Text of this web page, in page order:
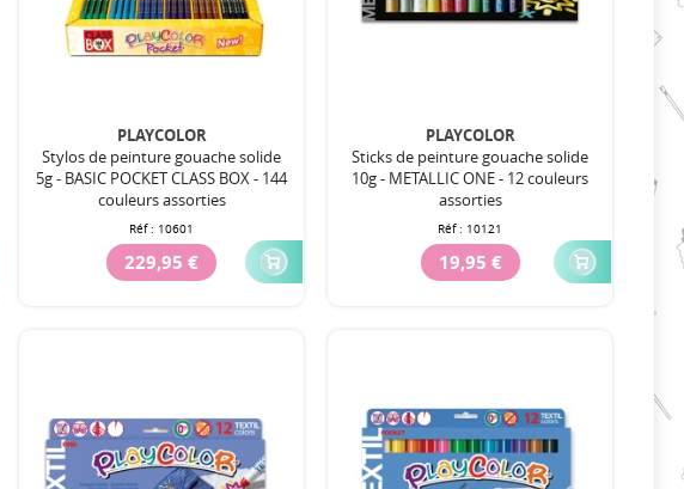
PLAYCOLOR
Stylos de peinture gouache solide
5g - BASIC POCKET CLASS BOX - 144
couleurs assorties
Réf : 10601
229,95 €
PLAYCOLOR
Sticks de peinture gouache solide
10g - METALLIC ONE - 12 couleurs
assorties
Réf : 10121
19,95 €